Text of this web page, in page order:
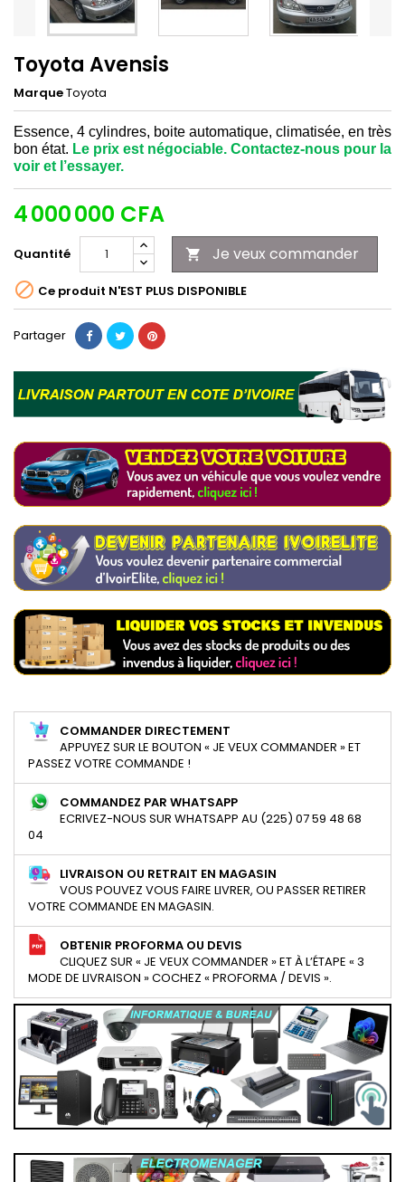
Toyota Avensis
MarqueToyota
Essence, 4 cylindres, boite automatique, climatisée, en très
bon état. Le prix est négociable. Contactez-nous pour la
voir et l’essayer.
4 000 000 CFA
Quantité  Je veux commander
 Ce produit N'EST PLUS DISPONIBLE
Partager
COMMANDER DIRECTEMENT
APPUYEZ SUR LE BOUTON « JE VEUX COMMANDER » ET
PASSEZ VOTRE COMMANDE !
COMMANDEZ PAR WHATSAPP
ECRIVEZ-NOUS SUR WHATSAPP AU (225) 07 59 48 68
04
LIVRAISON OU RETRAIT EN MAGASIN
VOUS POUVEZ VOUS FAIRE LIVRER, OU PASSER RETIRER
VOTRE COMMANDE EN MAGASIN.
OBTENIR PROFORMA OU DEVIS
CLIQUEZ SUR « JE VEUX COMMANDER » ET À L’ÉTAPE « 3
MODE DE LIVRAISON » COCHEZ « PROFORMA / DEVIS ».